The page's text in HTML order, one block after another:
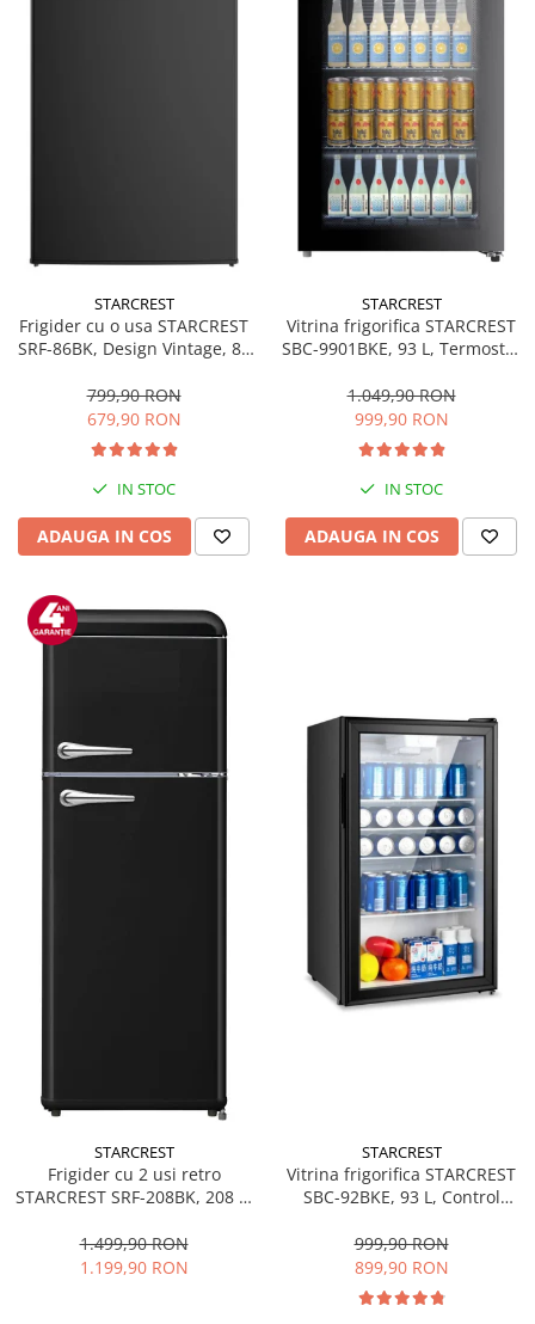
Accesorii aparate climatizare
Aeroterme
Aparate de spalat cu presiune
Climatizare
Purificatoare
Ingrijire personala
Aparate & Accesorii ingrijire
personala
Obiecte sanitare
Accesorii
STARCREST
Frigider cu o usa STARCREST
SRF-86BK, Design Vintage, 85
interioara, H 84 cm, Negru
799,90 RON
679,90 RON
IN STOC
ADAUGA IN COS
STARCREST
Vitrina frigorifica STARCREST
SBC-9901BKE, 93 L, Termostat
sticla, H 84.5 cm, Negru
1.049,90 RON
999,90 RON
IN STOC
ADAUGA IN COS
STARCREST
Frigider cu 2 usi retro
STARCREST SRF-208BK, 208 L,
Iluminare LED, Termostat
Reglabil, H 147 cm, Negru
1.499,90 RON
1.199,90 RON
STARCREST
Vitrina frigorifica STARCREST
SBC-92BKE, 93 L, Control
83.2 cm, Negru
999,90 RON
899,90 RON